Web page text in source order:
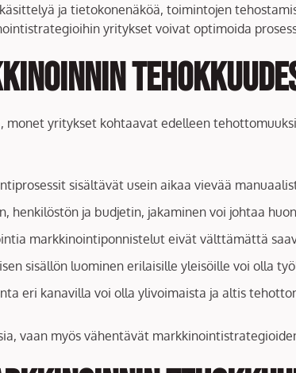
ja tietokonenäköä, toimintojen
yritykset voivat optimoida
yritykset kohtaavat edelleen
sisältävät usein aikaa vievää
henkilöstön ja budjetin, jakaminen voi johtaa
markkinointiponnistelut eivät välttämättä
sisällön luominen erilaisille yleisöille voi olla
eri kanavilla voi olla ylivoimaista ja altis
vaan myös vähentävät